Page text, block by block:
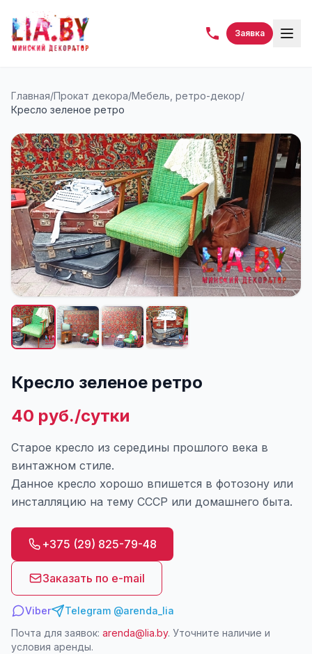
Заявка
Главная/Прокат декора/Мебель, ретро-декор/
Кресло зеленое ретро
Кресло зеленое ретро
40 руб./сутки
Старое кресло из середины прошлого века в
винтажном стиле.
Данное кресло хорошо впишется в фотозону или
инсталляцию на тему СССР или домашнего быта.
+375 (29) 825-79-48
Заказать по e-mail
Viber
Telegram @arenda_lia
Почта для заявок: arenda@lia.by. Уточните наличие и
условия аренды.